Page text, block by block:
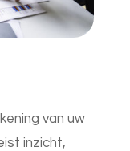
van uw
inzicht,